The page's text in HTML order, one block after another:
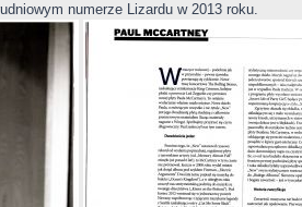
numerze Lizardu w 2013 roku.